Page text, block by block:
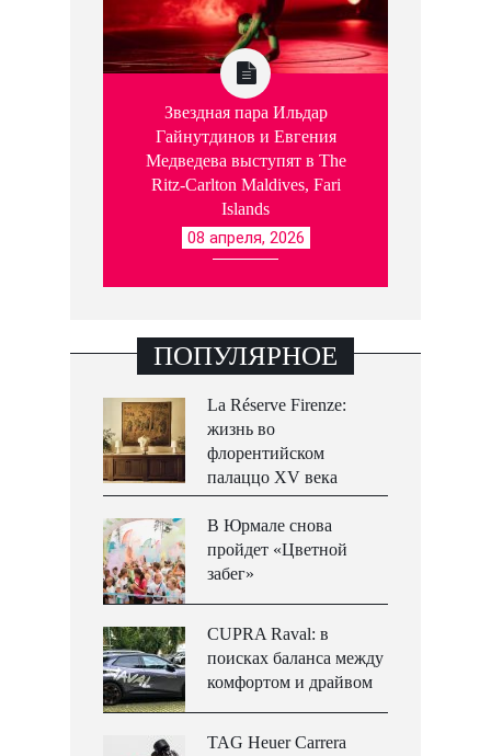
Звездная пара Ильдар
Гайнутдинов и Евгения
Медведева выступят в The
Ritz-Carlton Maldives, Fari
Islands
08 апреля, 2026
ПОПУЛЯРНОЕ
La Réserve Firenze:
жизнь во
флорентийском
палаццо XV века
В Юрмале снова
пройдет «Цветной
забег»
CUPRA Raval: в
поисках баланса между
комфортом и драйвом
TAG Heuer Carrera